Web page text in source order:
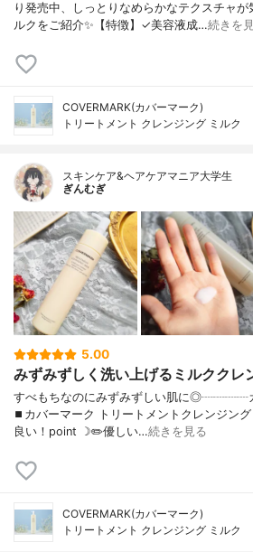
り発売中、しっとりなめらかなテクスチャが
ルクをご紹介✨【特徴】✓美容液成…続きを
COVERMARK(カバーマーク)
トリートメント クレンジング ミルク
スキンケア&ヘアケアマニア大学生
ぎんむぎ
5.00
みずみずしく洗い上げるミルククレ
すべもちなのにみずみずしい肌に◎┈┈┈┈
⏹カバーマーク トリートメントクレンジ
良い！point ☽✏️優しい…続きを見る
COVERMARK(カバーマーク)
トリートメント クレンジング ミルク